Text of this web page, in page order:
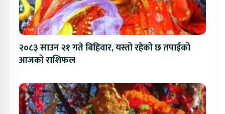
२०८३ साउन २१ गते बिहिवार, यस्तो रहेको छ तपाईको
आजको राशिफल